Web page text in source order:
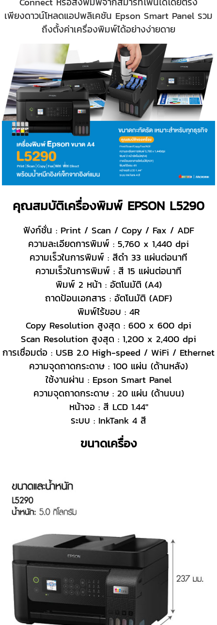
เพียงดาวน์โหลดแอปพลิเคชัน Epson Smart Panel รวม
ถึงตั้งค่าเครื่องพิมพ์ได้อย่างง่ายดาย
คุณสมบัติเครื่องพิมพ์ EPSON L5290
ฟังก์ชั่น : Print / Scan / Copy / Fax / ADF
ความละเอียดการพิมพ์ : 5,760 x 1,440 dpi
ความเร็วในการพิมพ์ : สีดำ 33 แผ่นต่อนาที
ความเร็วในการพิมพ์ : สี 15 แผ่นต่อนาที
พิมพ์ 2 หน้า : อัตโนมัติ (A4)
ถาดป้อนเอกสาร : อัตโนมัติ (ADF)
พิมพ์ไร้ขอบ : 4R
Copy Resolution สูงสุด : 600 x 600 dpi
Scan Resolution สูงสุด : 1,200 x 2,400 dpi
การเชื่อมต่อ : USB 2.0 High-speed / WiFi / Ethernet
ความจุดถาดกระดาษ : 100 แผ่น (ด้านหลัง)
ใช้งานผ่าน : Epson Smart Panel
ความจุดถาดกระดาษ : 20 แผ่น (ด้านบน)
หน้าจอ : สี LCD 1.44"
ระบบ : InkTank 4 สี
ขนาดเครื่อง